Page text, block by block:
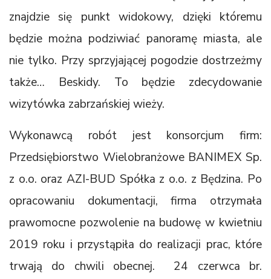
znajdzie się punkt widokowy, dzięki któremu
będzie można podziwiać panoramę miasta, ale
nie tylko. Przy sprzyjającej pogodzie dostrzeżmy
także… Beskidy. To będzie zdecydowanie
wizytówka zabrzańskiej wieży.
Wykonawcą robót jest konsorcjum firm:
Przedsiębiorstwo Wielobranżowe BANIMEX Sp.
z o.o. oraz AZI-BUD Spółka z o.o. z Będzina. Po
opracowaniu dokumentacji, firma otrzymała
prawomocne pozwolenie na budowę w kwietniu
2019 roku i przystąpiła do realizacji prac, które
trwają do chwili obecnej. 24 czerwca br.